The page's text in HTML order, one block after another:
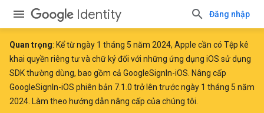
Identity Đăng nhập
Quan trọng: Kể từngày 1 tháng 5 năm 2024, Apple cần có Tệp kê
khai quyền riêng tư và chữ ký đối với những ứng dụng iOS sử dụng
SDK thường dùng, bao gồm cả GoogleSignIn-iOS. Nâng cấp
GoogleSignIn-iOS phiên bản 7.1.0 trở lên trước ngày 1 tháng 5 năm
2024. Làm theo hướng dẫn nâng cấp của chúng tôi